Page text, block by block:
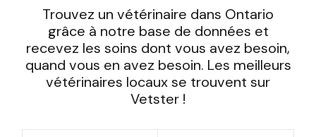
Trouvez un vétérinaire dans Ontario
grâce à notre base de données et
recevez les soins dont vous avez besoin,
quand vous en avez besoin. Les meilleurs
vétérinaires locaux se trouvent sur
Vetster !